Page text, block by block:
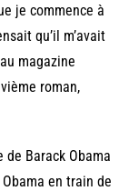
je commence à
qu’il m’avait
magazine
roman,
Barack Obama
en train de